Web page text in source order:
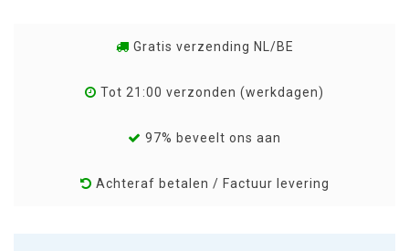
Gratis verzending NL/BE
Tot 21:00 verzonden (werkdagen)
97% beveelt ons aan
Achteraf betalen / Factuur levering